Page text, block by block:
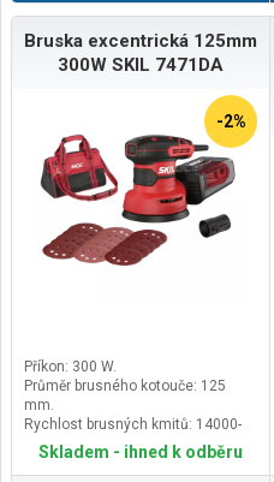
Bruska excentrická 125mm
300W SKIL 7471DA
-2%
Příkon: 300 W.
Průměr brusného kotouče: 125
mm.
Rychlost brusných kmitů: 14000-
26000 /min.
Průměr brusných kmitů: 2.7 mm.
Skladem - ihned k odběru